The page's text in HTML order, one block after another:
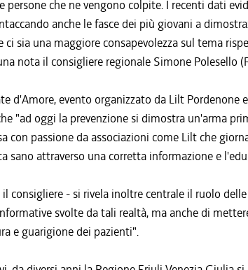
che ne vengono colpite. I recenti dati
anche le fasce dei più giovani a
ci sia una maggiore consapevolezza sul tema
nota il consigliere regionale Simone Polesello
d'Amore, evento organizzato da Lilt Pordenone
"ad oggi la prevenzione si dimostra un'arma
con passione da associazioni come Lilt che
sano attraverso una corretta informazione e
consigliere - si rivela inoltre centrale il ruolo
svolte da tali realtà, ma anche di
e guarigione dei pazienti".